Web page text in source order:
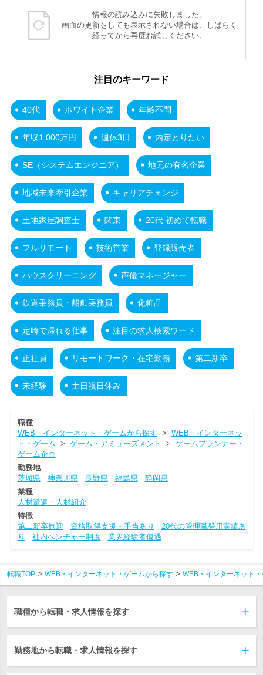
情報の読み込みに失敗しました。
画面の更新をしても表示されない場合は、しばらく
経ってから再度お試しください。
注目のキーワード
40代 ホワイト企業 年齢不問
年収1,000万円 週休3日 内定とりたい
SE（システムエンジニア） 地元の有名企業
地域未来牽引企業 キャリアチェンジ
土地家屋調査士 関東 20代 初めて転職
フルリモート 技術営業 登録販売者
ハウスクリーニング 声優マネージャー
鉄道乗務員・船舶乗務員 化粧品
定時で帰れる仕事 注目の求人検索ワード
正社員 リモートワーク・在宅勤務 第二新卒
未経験 土日祝日休み
職種
WEB・インターネット・ゲームから探す > WEB・インターネッ
ト・ゲーム > ゲーム・アミューズメント > ゲームプランナー・
ゲーム企画
勤務地
茨城県
神奈川県 長野県 福島県
静岡県
業種
人材派遣・人材紹介
特徴
第二新卒歓迎
資格取得支援・手当あり
20代の管理職登用実績あ
り
社内ベンチャー制度 業界経験者優遇
転職TOP WEB・インターネット・ゲームから探す WEB・インターネット
職種から転職・求人情報を探す
勤務地から転職・求人情報を探す